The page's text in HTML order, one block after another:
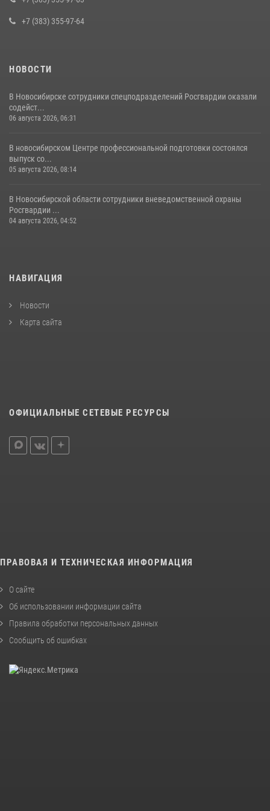
10 июля 2026, 04:33
+7 (383) 355-97-64
НОВОСТИ
В Новосибирске сотрудники спецподразделений Росгвардии оказали
содейст...
06 августа 2026, 06:31
В новосибирском Центре профессиональной подготовки состоялся
выпуск со...
05 августа 2026, 08:14
В Новосибирской области сотрудники вневедомственной охраны
Росгвардии ...
04 августа 2026, 04:52
НАВИГАЦИЯ
Новости
Карта сайта
ОФИЦИАЛЬНЫЕ СЕТЕВЫЕ РЕСУРСЫ
ПРАВОВАЯ И ТЕХНИЧЕСКАЯ ИНФОРМАЦИЯ
О сайте
Об использовании информации сайта
Правила обработки персональных данных
Сообщить об ошибках